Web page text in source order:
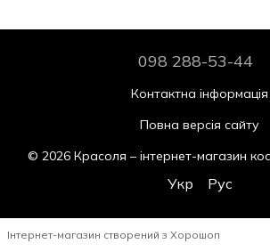
098 288-53-44
Контактна інформація
Повна версія сайту
© 2026 Красоля – інтернет-магазин
Укр Рус
Інтернет-магазин створений з Хорошоп